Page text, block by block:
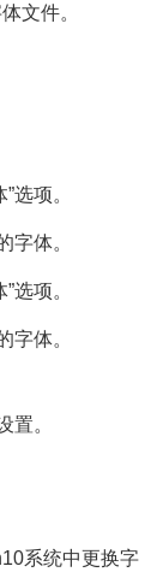
文件。
选项。
字体。
选项。
字体。
置。
系统中更换字